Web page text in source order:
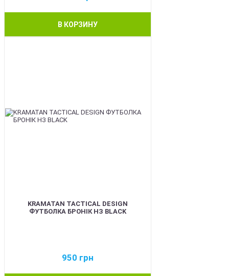
В КОРЗИНУ
KRAMATAN TACTICAL DESIGN
ФУТБОЛКА БРОНІК НЗ BLACK
950 грн